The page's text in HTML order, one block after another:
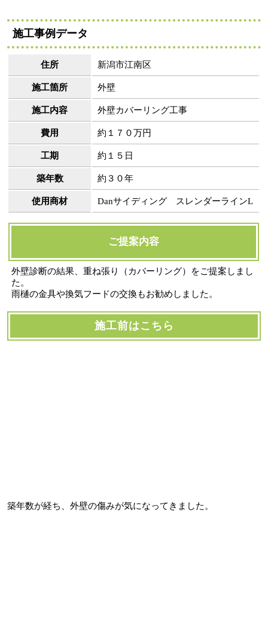
施工事例データ
住所 新潟市江南区
施工箇所 外壁
施工内容 外壁カバーリング工事
費用 約１７０万円
工期 約１５日
築年数 約３０年
使用商材 Danサイディング スレンダーラインL
ご提案内容
外壁診断の結果、重ね張り（カバーリング）をご提案しまし
た。
雨樋の金具や換気フードの交換もお勧めしました。
施工前はこちら
築年数が経ち、外壁の傷みが気になってきました。